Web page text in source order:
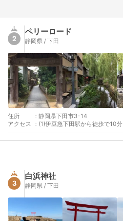
2
ペリーロード
静岡県 / 下田
住所 : 静岡県下田市3-14
アクセス
: (1)伊豆急下田駅から徒歩で10分
3
白浜神社
静岡県 / 下田